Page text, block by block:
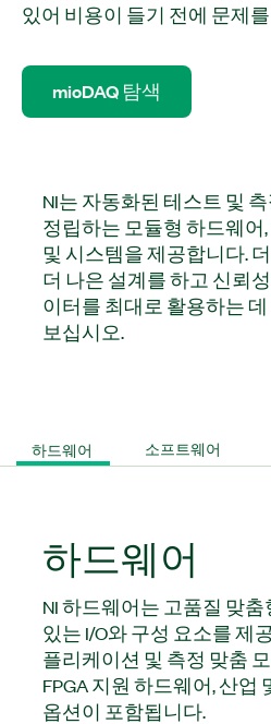
있어 비용이 들기 전에 문제
mioDAQ 탐색
NI는 자동화된 테스트 및
정립하는 모듈형 하드웨어
및 시스템을 제공합니다.
더 나은 설계를 하고 신뢰
이터를 최대로 활용하는
보십시오.
하드웨어 소프트웨어
하드웨어
NI 하드웨어는 고품질 맞
있는 I/O와 구성 요소를 제
플리케이션 및 측정 맞춤
FPGA 지원 하드웨어, 산업
옵션이 포함됩니다.